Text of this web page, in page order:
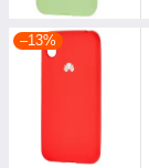
–13%